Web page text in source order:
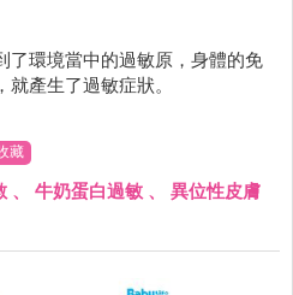
了環境當中的過敏原，身體的免
產生了過敏症狀。
藏
、 牛奶蛋白過敏 、 異位性皮膚